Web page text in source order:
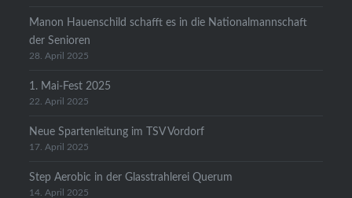
Manon Hauenschild schafft es in die Nationalmannschaft
der Senioren
28. April 2025
1. Mai-Fest 2025
22. April 2025
Neue Spartenleitung im TSV Vordorf
17. April 2025
Step Aerobic in der Glasstrahlerei Querum
14. April 2025